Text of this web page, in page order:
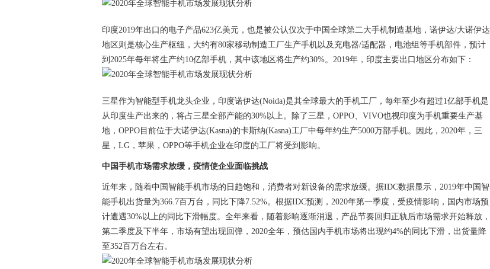
印度2019年出口的电子产品623亿美元，也是被公认仅次于中国全球第二大手机制造基地，诺伊达/大诺伊达
地区则是核心生产枢纽，大约有80家移动制造工厂生产手机以及充电器/适配器，电池组等手机部件，预计
到2025年每年将生产约10亿部手机，其中该地区将生产约30%。2019年，印度主要出口地区分布如下：
三星作为智能型手机龙头企业，印度诺伊达(Noida)是其全球最大的手机工厂，每年至少有超过1亿部手机是
从印度生产出来的，将占三星全部产能的30%以上。除了三星，OPPO、VIVO也视印度为手机重要生产基
地，OPPO目前位于大诺伊达(Kasna)的卡斯纳(Kasna)工厂中每年约生产5000万部手机。因此，2020年，三
星，LG，苹果，OPPO等手机企业在印度的工厂将受到影响。
中国手机市场需求放缓，疫情使企业面临挑战
近年来，随着中国智能手机市场的日趋饱和，消费者对新设备的需求放缓。据IDC数据显示，2019年中国智
能手机出货量为366.7百万台，同比下降7.52%。根据IDC预测，2020年第一季度，受疫情影响，国内市场预
计遭遇30%以上的同比下滑幅度。全年来看，随着影响逐渐消退，产品节奏回归正轨后市场需求开始释放，
第二季度及下半年，市场有望出现回弹，2020全年，预估国内手机市场将出现约4%的同比下滑，出货量降
至352百万台左右。